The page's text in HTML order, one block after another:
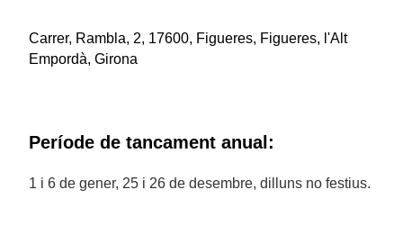
Carrer, Rambla, 2, 17600, Figueres, Figueres, l'Alt
Empordà, Girona
Període de tancament anual:
1 i 6 de gener, 25 i 26 de desembre, dilluns no festius.